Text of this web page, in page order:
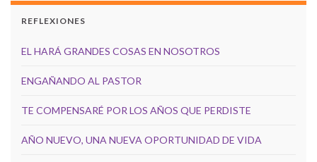
REFLEXIONES
EL HARÁ GRANDES COSAS EN NOSOTROS
ENGAÑANDO AL PASTOR
TE COMPENSARÉ POR LOS AÑOS QUE PERDISTE
AÑO NUEVO, UNA NUEVA OPORTUNIDAD DE VIDA